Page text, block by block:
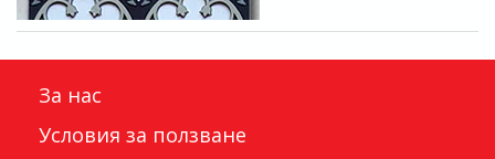
За нас
Условия за ползване